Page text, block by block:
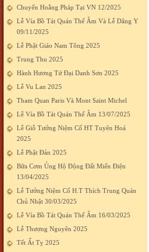
Chuyến Hoằng Pháp Tại VN 12/2025
Lễ Vía Bồ Tát Quán Thế Âm Và Lễ Dâng Y
09/11/2025
Lễ Phật Giáo Nam Tông 2025
Trung Thu 2025
Hành Hương Tứ Đại Danh Sơn 2025
Lễ Vu Lan 2025
Tham Quan Paris Và Mont Saint Michel
Lễ Vía Bồ Tát Quán Thế Âm 13/07/2025
Lễ Giỗ Tưởng Niệm Cố HT Tuyên Hoá
2025
Lễ Phật Đản 2025
Bữa Cơm Ủng Hộ Động Đất Miến Điện
13/04/2025
Lễ Tưởng Niệm Cố H.T Thích Trung Quán
Chủ Nhật 30/03/2025
Lễ Vía Bồ Tát Quán Thế Âm 16/03/2025
Lễ Thượng Nguyên 2025
Tết Ất Tỵ 2025